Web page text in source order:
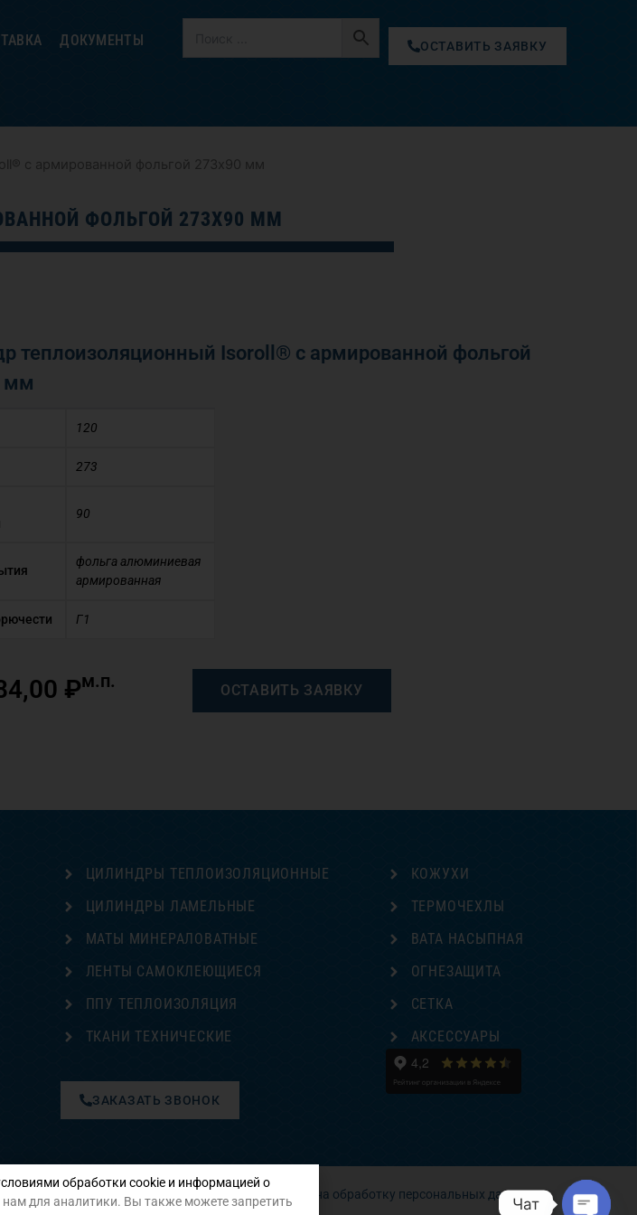
ДОКУМЕНТЫ ОСТАВИТЬ ЗАЯВКУ
с армированной фольгой 273х90 мм
ФОЛЬГОЙ 273Х90 ММ
теплоизоляционный Isoroll® с армированной фольгой
мм
120
273
90
фольга алюминиевая
армированная
Г1
₽м.п. ОСТАВИТЬ ЗАЯВКУ
ЦИЛИНДРЫ ТЕПЛОИЗОЛЯЦИОННЫЕ
ЦИЛИНДРЫ ЛАМЕЛЬНЫЕ
МАТЫ МИНЕРАЛОВАТНЫЕ
ЛЕНТЫ САМОКЛЕЮЩИЕСЯ
ППУ ТЕПЛОИЗОЛЯЦИЯ
ТКАНИ ТЕХНИЧЕСКИЕ
ЗАКАЗАТЬ ЗВОНОК
КОЖУХИ
ТЕРМОЧЕХЛЫ
ВАТА НАСЫПНАЯ
ОГНЕЗАЩИТА
СЕТКА
АКСЕССУАРЫ
Согласие на обработку персональных данных
обработки cookie и информацией о
для аналитики. Вы также можете запретить
Чат